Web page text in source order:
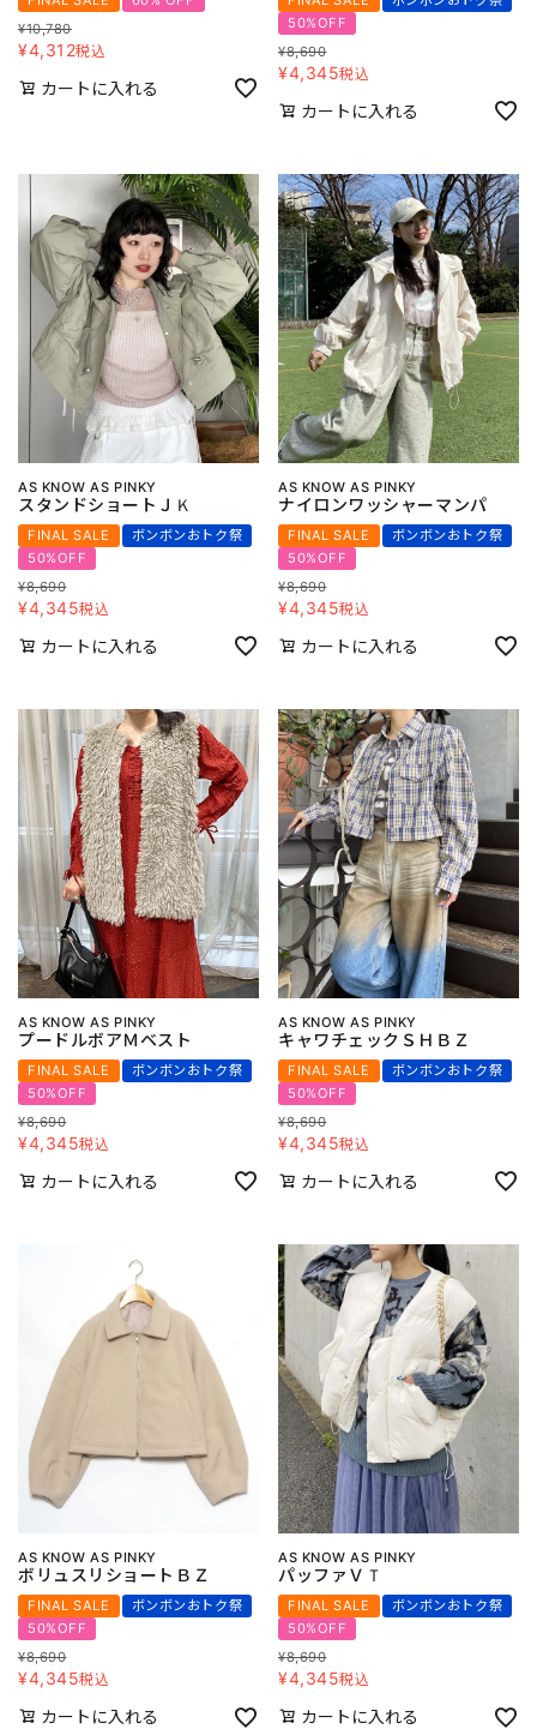
¥10,780
¥4,312税込
カートに入れる
50%OFF
¥8,690
¥4,345税込
カートに入れる
AS KNOW AS PINKY
スタンドショートＪＫ
FINAL SALE
ボンボンおトク祭
50%OFF
¥8,690
¥4,345税込
カートに入れる
AS KNOW AS PINKY
ナイロンワッシャーマンパ
FINAL SALE
ボンボンおトク祭
50%OFF
¥8,690
¥4,345税込
カートに入れる
AS KNOW AS PINKY
プードルボアＭベスト
FINAL SALE
ボンボンおトク祭
50%OFF
¥8,690
¥4,345税込
カートに入れる
AS KNOW AS PINKY
キャワチェックＳＨＢＺ
FINAL SALE
ボンボンおトク祭
50%OFF
¥8,690
¥4,345税込
カートに入れる
AS KNOW AS PINKY
ボリュスリショートＢＺ
FINAL SALE
ボンボンおトク祭
50%OFF
¥8,690
¥4,345税込
カートに入れる
AS KNOW AS PINKY
パッファＶＴ
FINAL SALE
ボンボンおトク祭
50%OFF
¥8,690
¥4,345税込
カートに入れる